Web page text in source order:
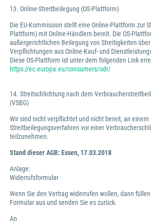
13. Online-Streitbeilegung (OS-Plattform)
Die EU-Kommission stellt eine Online-Plattform zur
Plattform) mit Online-Händlern bereit. Die OS-
außergerichtlichen Beilegung von Streitigkeiten
Verpflichtungen aus Online-Kauf- und
Diese OS-Plattform ist unter dem folgenden Link
https://ec.europa.eu/consumers/odr/
14. Streitschlichtung nach dem
(VSBG)
Wir sind nicht verpflichtet und nicht bereit, an einem
Streitbeilegungsverfahren vor einer
teilzunehmen.
Stand dieser AGB: Essen, 17.03.2018
Anlage:
Widerrufsformular
Wenn Sie den Vertrag widerrufen wollen, dann
Formular aus und senden Sie es zurück.
An